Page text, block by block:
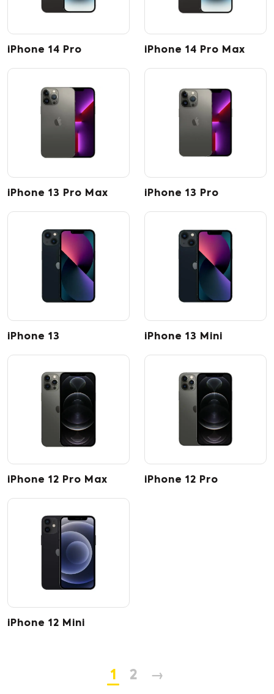
iPhone 14 Pro iPhone 14 Pro Max
iPhone 13 Pro Max iPhone 13 Pro
iPhone 13 iPhone 13 Mini
iPhone 12 Pro Max iPhone 12 Pro
iPhone 12 Mini
1 2 →